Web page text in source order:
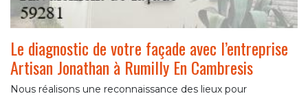
Le diagnostic de votre façade avec l’entreprise
Artisan Jonathan à Rumilly En Cambresis
Nous réalisons une reconnaissance des lieux pour